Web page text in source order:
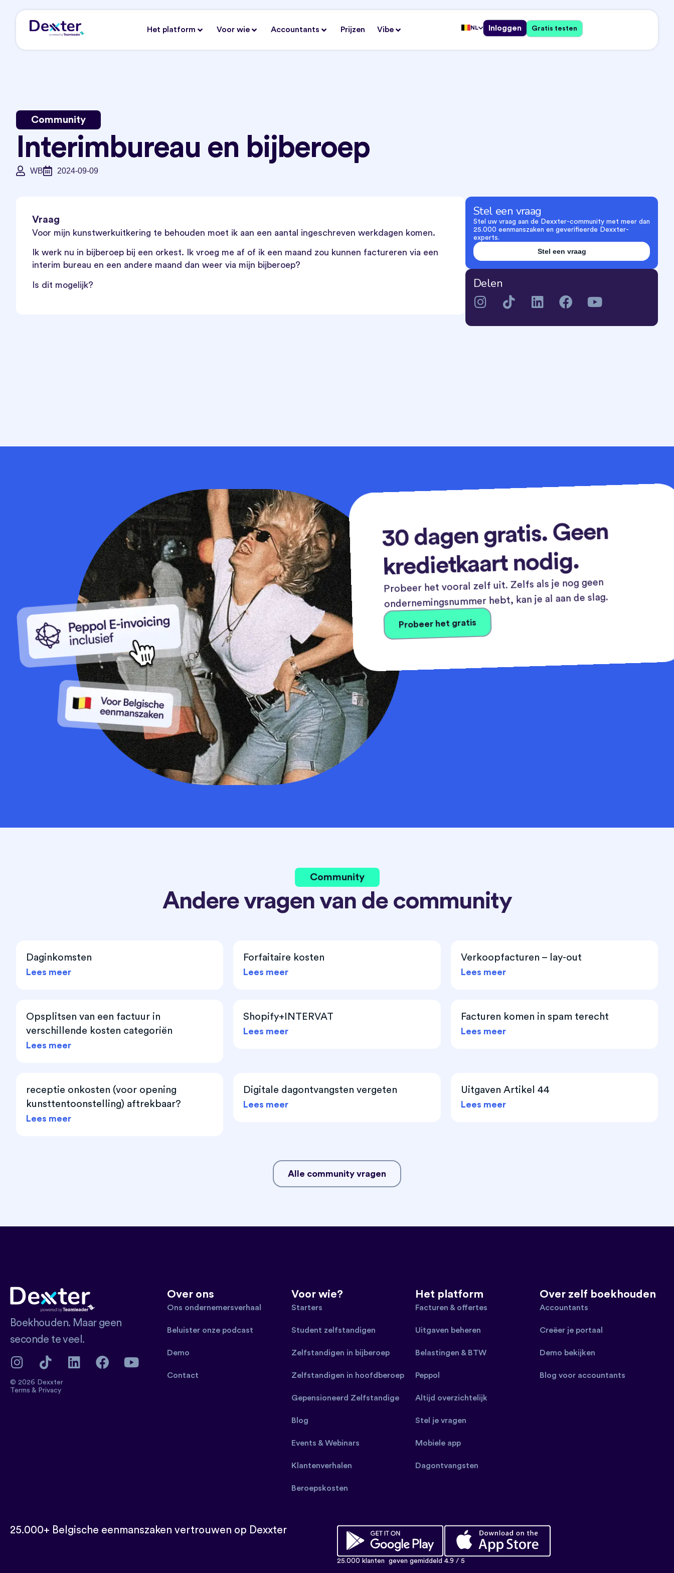
Het platform Voor wie Accountants Prijzen Vibe NL Inloggen Gratis testen
Community
Interimbureau en bijberoep
WB 2024-09-09
Vraag
Voor mijn kunstwerkuitkering te behouden moet ik aan een aantal ingeschreven werkdagen komen.
Ik werk nu in bijberoep bij een orkest. Ik vroeg me af of ik een maand zou kunnen factureren via een
interim bureau en een andere maand dan weer via mijn bijberoep?
Is dit mogelijk?
Stel een vraag
Stel uw vraag aan de Dexxter-community met meer dan
25.000 eenmanszaken en geverifieerde Dexxter-
experts.
Stel een vraag
Delen
30 dagen gratis. Geen
kredietkaart nodig.
Probeer het vooral zelf uit. Zelfs als je nog geen
ondernemingsnummer hebt, kan je al aan de slag.
Probeer het gratis
Community
Andere vragen van de community
Daginkomsten
Lees meer
Forfaitaire kosten
Lees meer
Verkoopfacturen – lay-out
Lees meer
Opsplitsen van een factuur in
verschillende kosten categoriën
Lees meer
Shopify+INTERVAT
Lees meer
Facturen komen in spam terecht
Lees meer
receptie onkosten (voor opening
kunsttentoonstelling) aftrekbaar?
Lees meer
Digitale dagontvangsten vergeten
Lees meer
Uitgaven Artikel 44
Lees meer
Alle community vragen
Boekhouden. Maar geen
seconde te veel.
© 2026 Dexxter
Terms & Privacy
Over ons
Ons ondernemersverhaal
Beluister onze podcast
Demo
Contact
Voor wie?
Starters
Student zelfstandigen
Zelfstandigen in bijberoep
Zelfstandigen in hoofdberoep
Gepensioneerd Zelfstandige
Blog
Events & Webinars
Klantenverhalen
Beroepskosten
Het platform
Facturen & offertes
Uitgaven beheren
Belastingen & BTW
Peppol
Altijd overzichtelijk
Stel je vragen
Mobiele app
Dagontvangsten
Over zelf boekhouden
Accountants
Creëer je portaal
Demo bekijken
Blog voor accountants
25.000+ Belgische eenmanszaken vertrouwen op Dexxter
25.000 klanten geven gemiddeld 4.9 / 5